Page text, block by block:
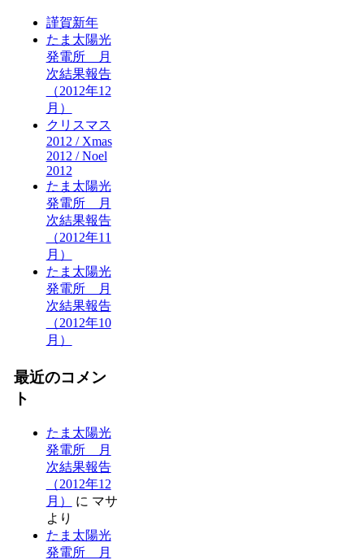
謹賀新年
たま太陽光
発電所 月
次結果報告
（2012年12
月）
クリスマス
2012 / Xmas
2012 / Noel
2012
たま太陽光
発電所 月
次結果報告
（2012年11
月）
たま太陽光
発電所 月
次結果報告
（2012年10
月）
最近のコメン
ト
たま太陽光
発電所 月
次結果報告
（2012年12
月）
に マサ
より
たま太陽光
発電所 月